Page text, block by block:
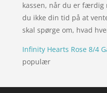
kassen, når du er færdig
du ikke din tid på at
skal spørge om, hvad
Infinity Hearts Rose 8/4
populær